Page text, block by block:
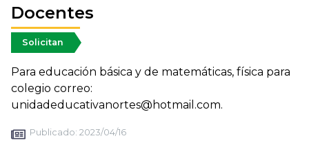
Docentes
Solicitan
Para educación básica y de matemáticas, física para
colegio correo:
unidadeducativanortes@hotmail.com.
Publicado: 2023/04/16